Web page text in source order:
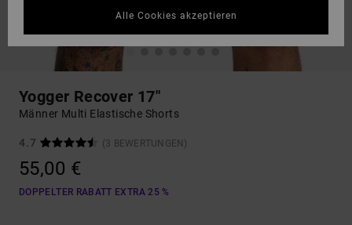
Yogger Recover 17"
Männer Multi Elastische Shorts
4.7 (3 BEWERTUNGEN)
55,00 €
DOPPELTER RABATT EXTRA 25 %
Alle Cookies akzeptieren